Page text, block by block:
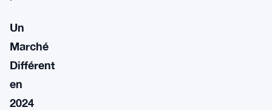
Un
Marché
Différent
en
2024